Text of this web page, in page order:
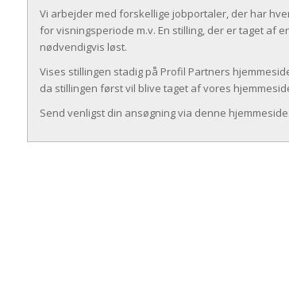
Vi arbejder med forskellige jobportaler, der har
for visningsperiode m.v. En stilling, der er taget af
nødvendigvis løst.
Vises stillingen stadig på Profil Partners
da stillingen først vil blive taget af vores
Send venligst din ansøgning via denne hjemmeside.